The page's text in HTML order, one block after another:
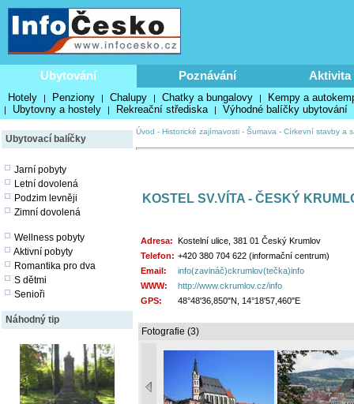
Ubytování Poznávání Aktivita
Hotely | Penziony | Chalupy | Chatky a bungalovy | Kempy a
| Ubytovny a hostely | Rekreační střediska | Výhodné balíčky ubytování
Ubytovací balíčky
Jarní pobyty
Letní dovolená
Podzim levněji
Zimní dovolená
Wellness pobyty
Aktivní pobyty
Romantika pro dva
S dětmi
Senioři
Náhodný tip
Úvod - Historické zajímavosti - Šumava - Církevní stavby a
KOSTEL SV.VÍTA - ČESKÝ
Adresa: Kostelní ulice, 381 01 Český Krumlov
Telefon: +420 380 704 622 (informační centrum)
Email:
info(zavináč)ckrumlov(tečka)info
WWW:
http://www.ckrumlov.cz/info
GPS:
48°48'36,850"N, 14°18'57,460"E
Fotografie (3)